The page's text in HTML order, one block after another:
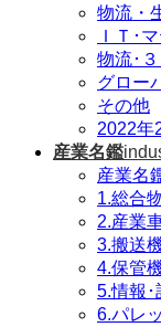
物流・
ＩＴ･
物流･３
グロー
その他
2022年
産業名鑑
産業名
1.総合
2.産業
3.搬送
4.保管
5.情報･
6.パレ